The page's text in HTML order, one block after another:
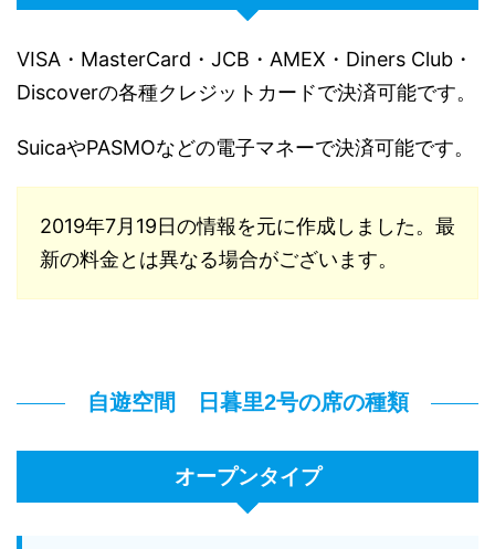
VISA・MasterCard・JCB・AMEX・Diners Club・
Discoverの各種クレジットカードで決済可能です。
SuicaやPASMOなどの電子マネーで決済可能です。
2019年7月19日の情報を元に作成しました。最
新の料金とは異なる場合がございます。
自遊空間 日暮里2号の席の種類
オープンタイプ